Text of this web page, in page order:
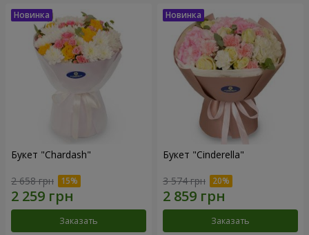
Букет "Chardash"
2 658 грн
Заказать
Букет "Cinderella"
3 574 грн
Заказать